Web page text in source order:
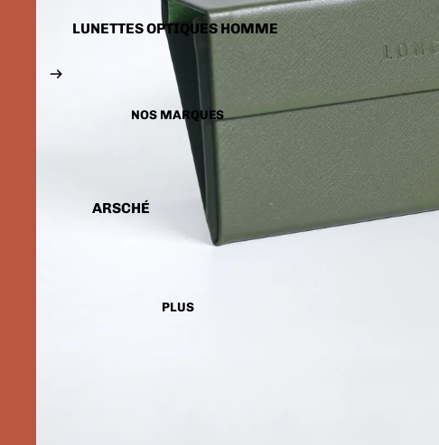
LUNETTES OPTIQUES HOMME
LUNETTES OPTIQUES FEMME
LUNETTES OPTIQUES
ENFANTSNOS MARQUES
ARSCHÉ
BALENCIAGA
PLUS